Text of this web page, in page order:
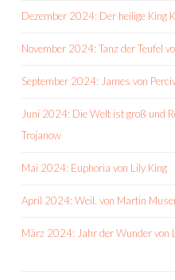
Dezember 2024: Der heilige King
November 2024: Tanz der Teufel
September 2024: James von
Juni 2024: Die Welt ist groß und
Trojanow
Mai 2024: Euphoria von Lily King
April 2024: Weil. von Martin
März 2024: Jahr der Wunder von